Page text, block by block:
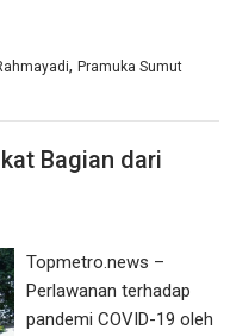
,Pramuka Sumut
Bagian dari
Topmetro.news –
Perlawanan terhadap
pandemi COVID-19 oleh